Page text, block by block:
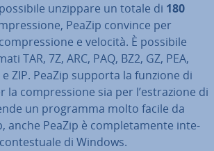
unzippare un totale di 180
PeaZip convince per
e velocità. È possibile
TAR, 7Z, ARC, PAQ, BZ2, GZ, PEA,
e ZIP. PeaZip supporta la funzione di
la com­pres­sio­ne sia per l’estra­zio­ne di
un programma molto facile da
anche PeaZip è com­ple­ta­men­te in­te­
di Windows.